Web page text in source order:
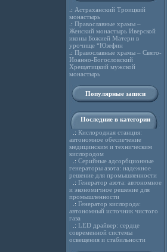
.: Астраханский Троицкий
монастырь
.: Православные храмы –
Женский монастырь Иверской
иконы Божией Матери в
урочище “Юзефин
.: Православные храмы – Свято-
Иоанно-Богословский
Хрещатицкий мужской
монастырь
Популярные записи
Последние в категории
.: Кислородная станция:
автономное обеспечение
медицинским и техническим
кислородом
.: Серийные адсорбционные
генераторы азота: надежное
решение для промышленности
.: Генератор азота: автономное
и экономичное решение для
промышленности
.: Генератор кислорода:
автономный источник чистого
газа
.: LED драйвер: сердце
современной системы
освещения и стабильности